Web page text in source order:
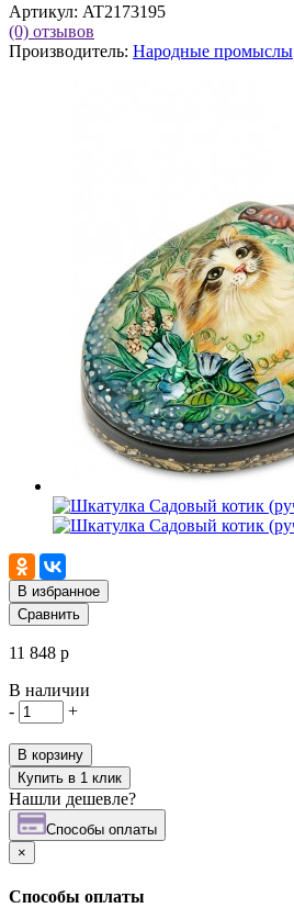
Артикул: AT2173195
(0) отзывов
Производитель: Народные промыслы
В избранное
Сравнить
11 848 р
В наличии
-
+
В корзину
Купить в 1 клик
Нашли дешевле?
Cпособы оплаты
×
Cпособы оплаты